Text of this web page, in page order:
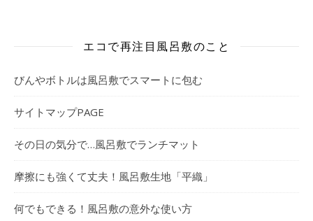
エコで再注目風呂敷のこと
びんやボトルは風呂敷でスマートに包む
サイトマップPAGE
その日の気分で…風呂敷でランチマット
摩擦にも強くて丈夫！風呂敷生地「平織」
何でもできる！風呂敷の意外な使い方